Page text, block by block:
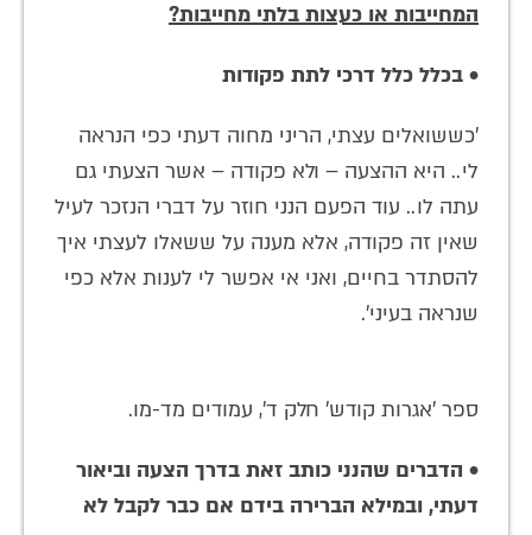
המחייבות או כעצות בלתי מחייבות?
• בכלל כלל דרכי לתת פקודות
'כששואלים עצתי, הריני מחוה דעתי כפי הנראה
לי.. היא ההצעה – ולא פקודה – אשר הצעתי גם
עתה לו.. עוד הפעם הנני חוזר על דברי הנזכר לעיל
שאין זה פקודה, אלא מענה על ששאלו לעצתי איך
להסתדר בחיים, ואני אי אפשר לי לענות אלא כפי
שנראה בעיני'.
ספר 'אגרות קודש' חלק ד', עמודים מד-מו.
• הדברים שהנני כותב זאת בדרך הצעה וביאור
דעתי, ובמילא הברירה בידם אם כבר לקבל לא